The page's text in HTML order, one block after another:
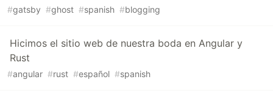
#gatsby #ghost #spanish #blogging
Hicimos el sitio web de nuestra boda en Angular y
Rust
#angular #rust #español #spanish